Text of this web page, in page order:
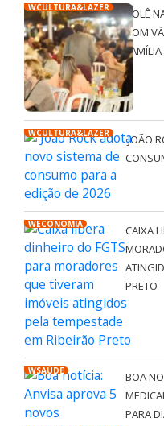
WCULTURA&LAZER
ROLÊ
COM
WCULTURA&LAZER
JOÃO
WECONOMIA
CAIXA
PRETO
WSAÚDE
BOA
PARA